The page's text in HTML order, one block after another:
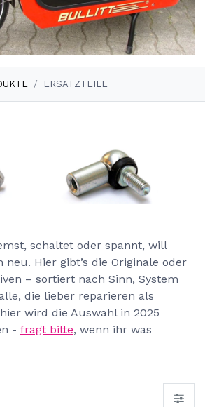
ERSATZTEILE
Ersatzteile –
für Bullitt,
schaltet oder spannt, will
Hier gibt’s die Originale oder
– sortiert nach Sinn, System
die lieber reparieren als
wird die Auswahl in 2025
- fragt bitte, wenn ihr was